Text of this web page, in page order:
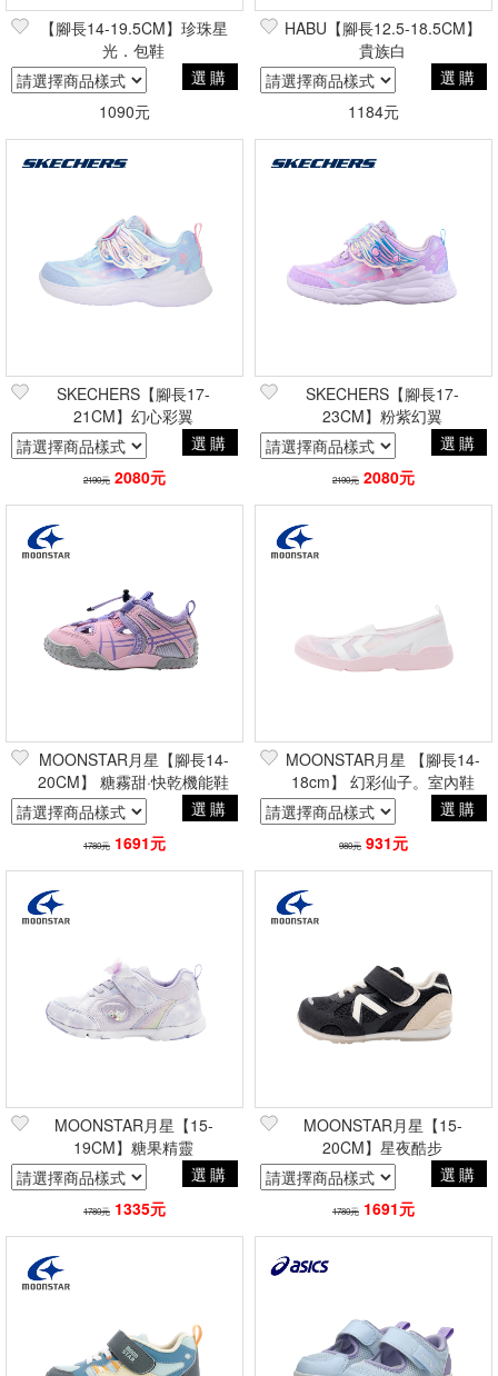
【腳長14-19.5CM】珍珠星
光．包鞋
選購
1090元
HABU【腳長12.5-18.5CM】
貴族白
選購
1184元
SKECHERS【腳長17-
21CM】幻心彩翼
選購
2190元 2080元
SKECHERS【腳長17-
23CM】粉紫幻翼
選購
2190元 2080元
MOONSTAR月星【腳長14-
20CM】 糖霧甜·快乾機能鞋
選購
1780元 1691元
MOONSTAR月星 【腳長14-
18cm】 幻彩仙子。室內鞋
選購
980元 931元
MOONSTAR月星【15-
19CM】糖果精靈
選購
1780元 1335元
MOONSTAR月星【15-
20CM】星夜酷步
選購
1780元 1691元